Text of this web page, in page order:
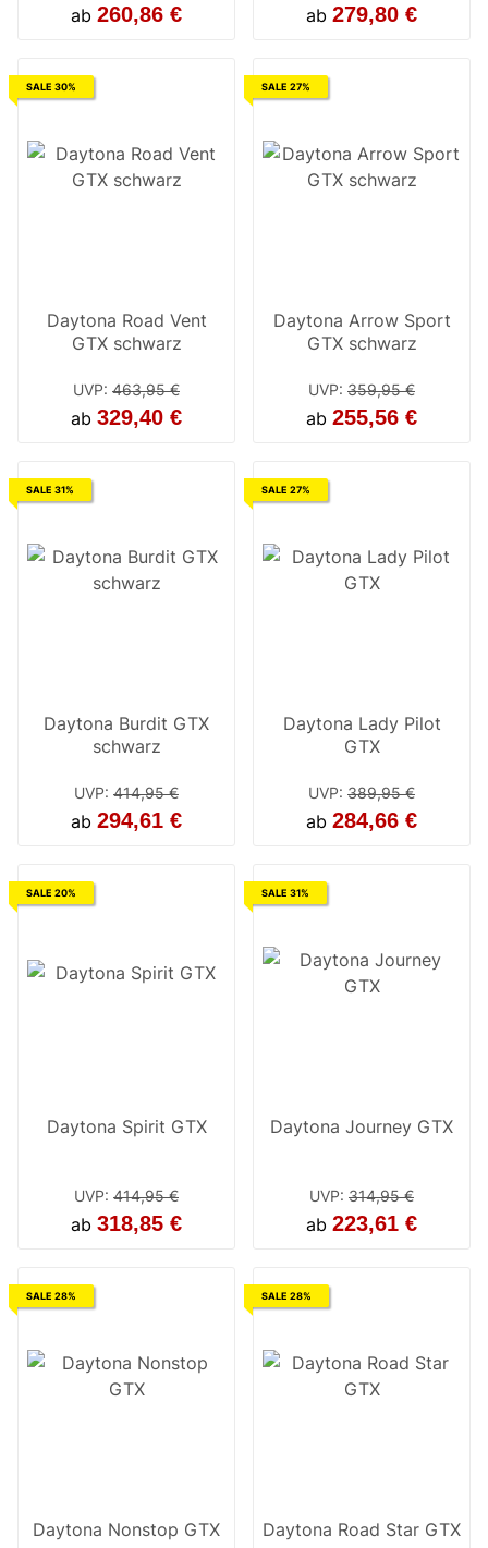
ab 260,86 € ab 279,80 €
SALE 30%
Daytona Road Vent
GTX schwarz
UVP: 463,95 €
ab 329,40 €
SALE 27%
Daytona Arrow Sport
GTX schwarz
UVP: 359,95 €
ab 255,56 €
SALE 31%
Daytona Burdit GTX
schwarz
UVP: 414,95 €
ab 294,61 €
SALE 27%
Daytona Lady Pilot
GTX
UVP: 389,95 €
ab 284,66 €
SALE 20%
Daytona Spirit GTX
UVP: 414,95 €
ab 318,85 €
SALE 31%
Daytona Journey GTX
UVP: 314,95 €
ab 223,61 €
SALE 28%
Daytona Nonstop GTX
SALE 28%
Daytona Road Star GTX